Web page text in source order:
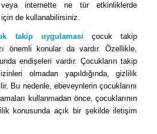
veya internette ne tür etkinliklerde
de kullanabilirsiniz.
takip uygulamasi çocuk takip
önemli konular da vardır. Özellikle,
endişeleri vardır. Çocukların takip
olmadan yapıldığında, gizlilik
Bu nedenle, ebeveynlerin çocuklarını
kullanmadan önce, çocuklarının
konusunda açık bir şekilde iletişim